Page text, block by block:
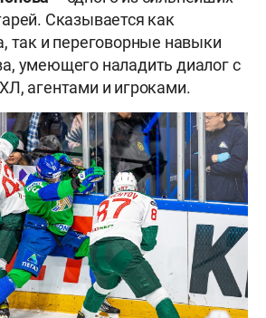
Сказывается как
так и переговорные навыки
умеющего наладить диалог с
агентами и игроками.